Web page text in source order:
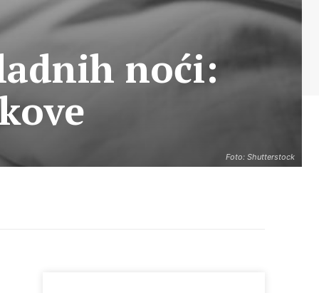
Foto: Shutterstock
noći: